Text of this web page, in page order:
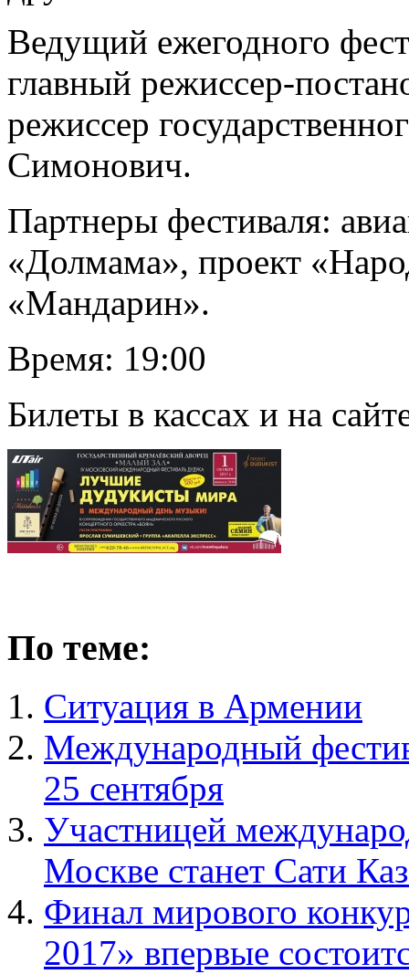
Ведущий ежегодного
главный режиссер-
режиссер
Симонович.
Партнеры фестиваля:
«Долмама», проект
«Мандарин».
Время: 19:00
Билеты в кассах и на
По теме:
Ситуация в Армении
Международный
25 сентября
Участницей
Москве станет Сати
Финал мирового
2017» впервые